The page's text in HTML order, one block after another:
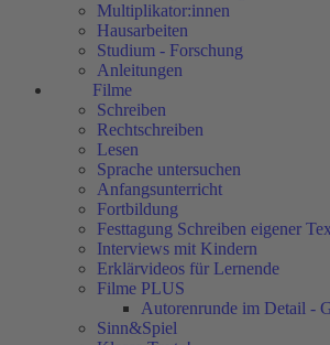
Multiplikator:innen
Hausarbeiten
Studium - Forschung
Anleitungen
Filme
Schreiben
Rechtschreiben
Lesen
Sprache untersuchen
Anfangsunterricht
Fortbildung
Festtagung Schreiben eigener
Interviews mit Kindern
Erklärvideos für Lernende
Filme PLUS
Autorenrunde im Detail -
Sinn&Spiel